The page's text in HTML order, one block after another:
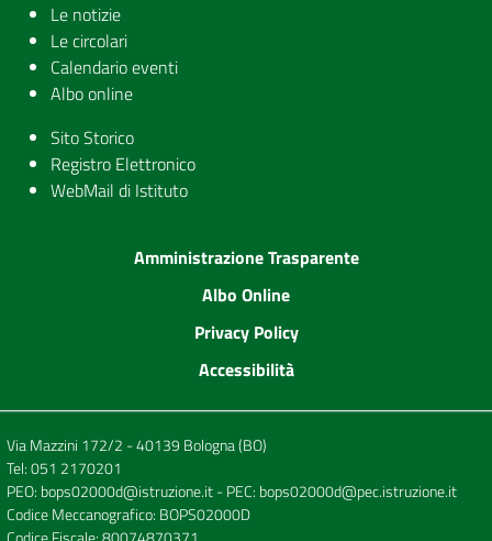
Le notizie
Le circolari
Calendario eventi
Albo online
Sito Storico
Registro Elettronico
WebMail di Istituto
Amministrazione Trasparente
Albo Online
Privacy Policy
Accessibilità
Via Mazzini 172/2 - 40139 Bologna (BO)
Tel:051 2170201
PEO: bops02000d@istruzione.it- PEC: bops02000d@pec.istruzione.it
Codice Meccanografico: BOPS02000D